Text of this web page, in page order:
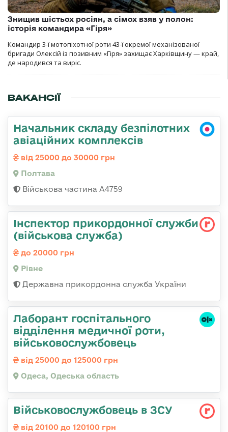
Знищив шістьох росіян, а сімох взяв у полон:
історія командира «Гіря»
Командир 3-ї мотопіхотної роти 43-ї окремої механізованої
бригади Олексій із позивним «Гіря» захищає Харківщину — край,
де народився та виріс.
ВАКАНСІЇ
Начальник складу безпілотних
авіаційних комплексів
від 25000 до 30000 грн
Полтава
Військова частина А4759
Інспектор прикордонної служби
(військова служба)
до 20000 грн
Рівне
Державна прикордонна служба України
Лаборант госпітального
відділення медичної роти,
військовослужбовець
від 25000 до 125000 грн
Одеса, Одеська область
Військовослужбовець в ЗСУ
від 20100 до 120100 грн